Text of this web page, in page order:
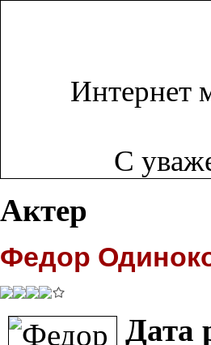
Интернет
С
Актер
Федор
Дата